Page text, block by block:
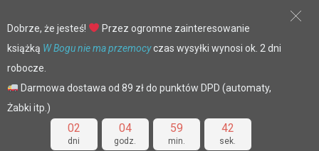
02
dni
04
godz.
59
min.
42
sek.
Dobrze, że jesteś!
Przez ogromne zainteresowanie
książką W Bogu nie ma przemocyczas wysyłki wynosi ok. 2 dni
robocze.
Darmowa dostawa od 89 zł do punktów DPD (automaty,
Żabki itp.)